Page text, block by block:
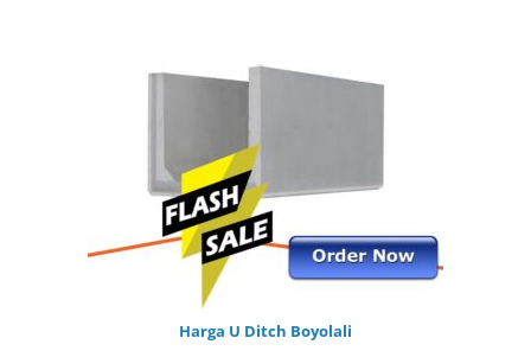
Harga U Ditch Boyolali